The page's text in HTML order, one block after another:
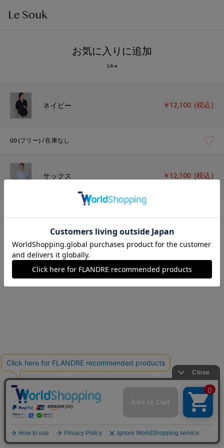
お気に入りに追加
Like
ネイビー ￥12,100 (税込)
00(フリー) 在庫なし
サックス ￥12,100 (税込)